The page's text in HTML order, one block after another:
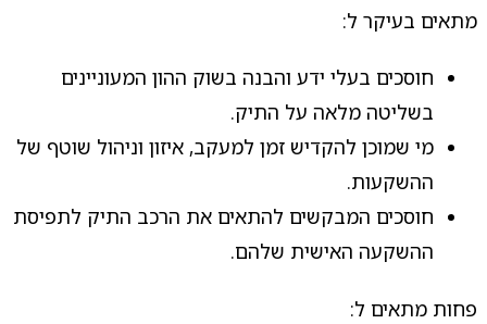
מתאים בעיקר ל:
חוסכים בעלי ידע והבנה בשוק ההון המעוניינים
בשליטה מלאה על התיק.
מי שמוכן להקדיש זמן למעקב, איזון וניהול שוטף של
ההשקעות.
חוסכים המבקשים להתאים את הרכב התיק לתפיסת
ההשקעה האישית שלהם.
פחות מתאים ל: